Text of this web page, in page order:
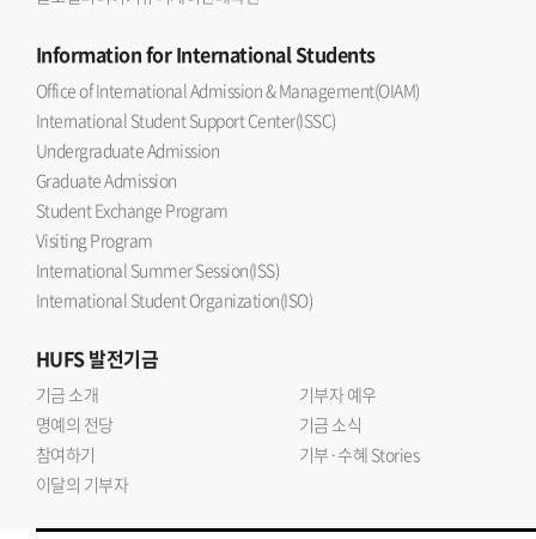
Informationfor International Students
Office of International Admission & Management(OIAM)
International Student Support Center(ISSC)
Undergraduate Admission
Graduate Admission
Student Exchange Program
Visiting Program
International Summer Session(ISS)
International Student Organization(ISO)
HUFS발전기금
기금 소개
기부자 예우
명예의 전당
기금 소식
참여하기
기부·수혜 Stories
이달의 기부자